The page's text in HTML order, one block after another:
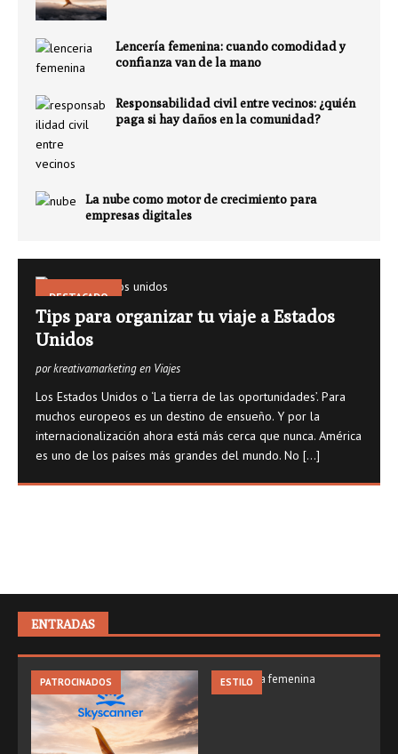
Lencería femenina: cuando comodidad y
confianza van de la mano
Responsabilidad civil entre vecinos: ¿quién
paga si hay daños en la comunidad?
La nube como motor de crecimiento para
empresas digitales
DESTACADO
Tips para organizar tu viaje a Estados
Unidos
por kreativamarketing en Viajes
Los Estados Unidos o ‘La tierra de las oportunidades’. Para
muchos europeos es un destino de ensueño. Y por la
internacionalización ahora está más cerca que nunca. América
es uno de los países más grandes del mundo. No [...]
ENTRADAS
PATROCINADOS ESTILO